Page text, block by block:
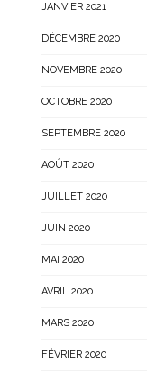
JANVIER 2021
DÉCEMBRE 2020
NOVEMBRE 2020
OCTOBRE 2020
SEPTEMBRE 2020
AOÛT 2020
JUILLET 2020
JUIN 2020
MAI 2020
AVRIL 2020
MARS 2020
FÉVRIER 2020